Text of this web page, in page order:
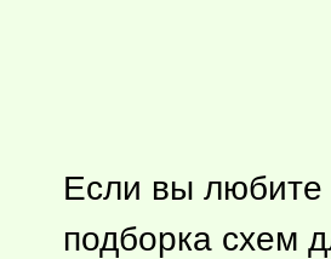
Если вы любите
подборка схем